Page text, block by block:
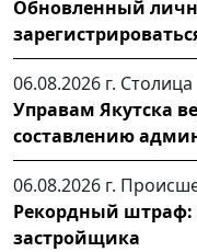
Обновленный
06.08.2026 г. Столица
Управам Якутска
составлению
06.08.2026 г.
Рекордный штраф:
застройщика